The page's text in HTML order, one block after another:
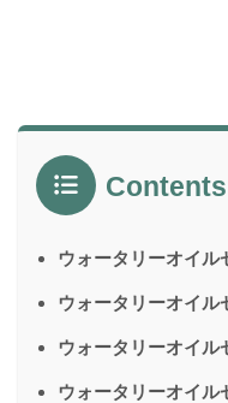
Contents
ウォータリーオイル
ウォータリーオイル
ウォータリーオイル
ウォータリーオイル